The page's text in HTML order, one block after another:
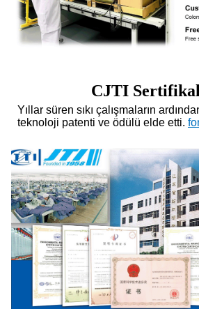
CJTI
Yıllar süren sıkı çalışmaların
teknoloji patenti ve ödülü elde etti.